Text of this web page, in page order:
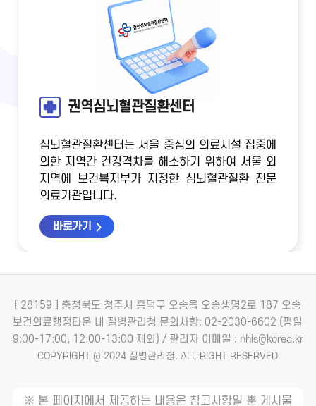
권역심뇌혈관질환센터
심뇌혈관질환센터는 서울 중심의 의료시설 집중에
의한 지역간 건강격차를 해소하기 위하여 서울 외
지역에 보건복지부가 지정한 심뇌혈관질환 전문
의료기관입니다.
바로가기
[ 28159 ] 충청북도 청주시 흥덕구 오송읍 오송생명2로 187 오송
보건의료행정타운 내 질병관리청 문의사항: 02-2030-6602 (평일
9:00-17:00, 12:00-13:00 제외) / 관리자 이메일 : nhis@korea.kr
COPYRIGHT @ 2024 질병관리청. ALL RIGHT RESERVED
※ 본 페이지에서 제공하는 내용은 참고사항일 뿐 게시물